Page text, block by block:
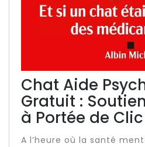
Chat Aide
Gratuit :
à Portée de Clic
A l’heure où la santé